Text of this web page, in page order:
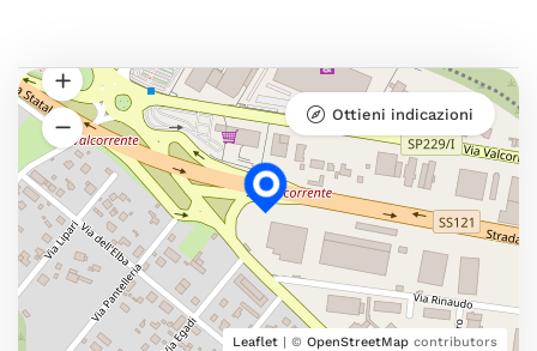
Leaflet | © OpenStreetMap contributors
Ottieni indicazioni